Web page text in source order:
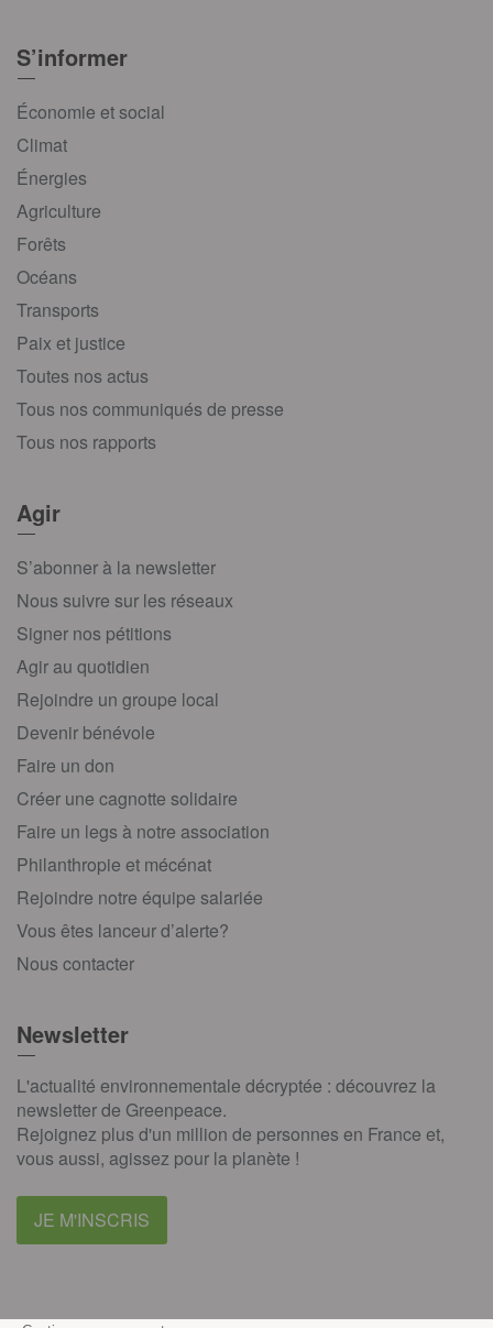
S’informer
Économie et social
Climat
Énergies
Agriculture
Forêts
Océans
Transports
Paix et justice
Toutes nos actus
Tous nos communiqués de presse
Tous nos rapports
Agir
S’abonner à la newsletter
Nous suivre sur les réseaux
Signer nos pétitions
Agir au quotidien
Rejoindre un groupe local
Devenir bénévole
Faire un don
Créer une cagnotte solidaire
Faire un legs à notre association
Philanthropie et mécénat
Rejoindre notre équipe salariée
Vous êtes lanceur d’alerte?
Nous contacter
Newsletter
L'actualité environnementale décryptée : découvrez la
newsletter de Greenpeace.
Rejoignez plus d'un million de personnes en France et,
vous aussi, agissez pour la planète !
JE M'INSCRIS